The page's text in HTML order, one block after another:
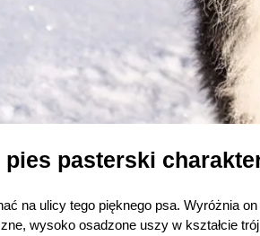
pies pasterski
na ulicy tego pięknego psa. Wyróżnia
wysoko osadzone uszy w kształcie